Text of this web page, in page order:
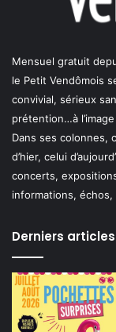
Mensuel gratuit
le Petit Vendômois
convivial, sérieux
prétention…à
Dans ses colonnes,
d’hier, celui
concerts,
informations,
Derniers articles